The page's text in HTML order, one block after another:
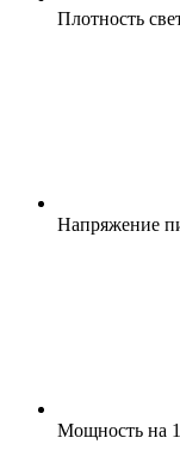
Плотность
Напряжение
Мощность на